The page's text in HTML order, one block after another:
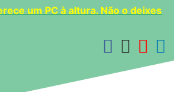
um PC à altura. Não o deixes